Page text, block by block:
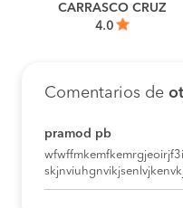
CARRASCO CRUZ
4.0
Comentarios de
pramod pb